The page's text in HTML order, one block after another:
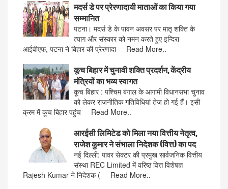
मदर्स डे पर प्रेरणादायी माताओं का किया गया
सम्मानित
पटना। मदर्स डे के पावन अवसर पर मातृ शक्ति के
त्याग और संस्कार को नमन करते हुए इन्दिरा
आईवीएफ, पटना ने बिहार की प्रेरणादा Read More..
कूच बिहार में चुनावी शक्ति प्रदर्शन, केंद्रीय
मंत्रियों का भव्य स्वागत
कूच बिहार : पश्चिम बंगाल के आगामी विधानसभा चुनाव
को लेकर राजनीतिक गतिविधियां तेज हो गई हैं। इसी
क्रम में कूच बिहार पहुंच Read More..
आरईसी लिमिटेड को मिला नया वित्तीय नेतृत्व,
राजेश कुमार ने संभाला निदेशक (वित्त) का पद
नई दिल्ली: पावर सेक्टर की प्रमुख सार्वजनिक वित्तीय
संस्था REC Limited में वरिष्ठ वित्त विशेषज्ञ
Rajesh Kumar ने निदेशक ( Read More..